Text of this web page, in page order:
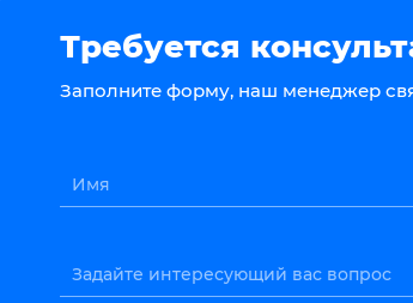
Требуется
Заполните форму, наш менеджер
Имя
Задайте интересующий вас вопрос